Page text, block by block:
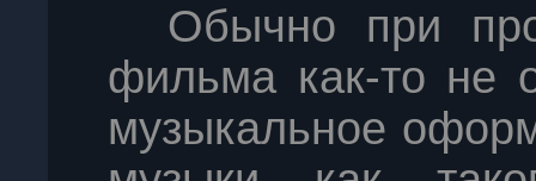
Обычно при
фильма как-то не
музыкальное